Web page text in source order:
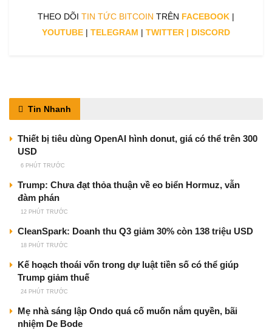
THEO DÕI TIN TỨC BITCOIN TRÊN FACEBOOK |
YOUTUBE | TELEGRAM | TWITTER | DISCORD
Tin Nhanh
Thiết bị tiêu dùng OpenAI hình donut, giá có thể trên 300
USD
6 PHÚT TRƯỚC
Trump: Chưa đạt thỏa thuận về eo biển Hormuz, vẫn
đàm phán
12 PHÚT TRƯỚC
CleanSpark: Doanh thu Q3 giảm 30% còn 138 triệu USD
18 PHÚT TRƯỚC
Kế hoạch thoái vốn trong dự luật tiền số có thể giúp
Trump giảm thuế
24 PHÚT TRƯỚC
Mẹ nhà sáng lập Ondo quá cố muốn nắm quyền, bãi
nhiệm De Bode